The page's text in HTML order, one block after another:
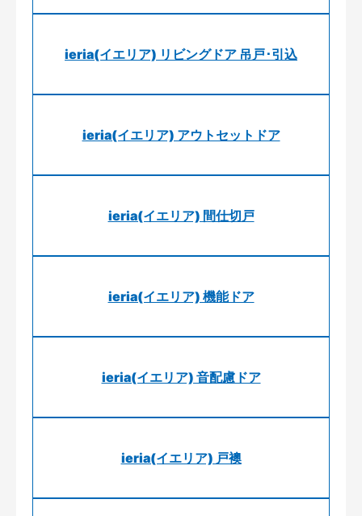
ieria(イエリア) リビングドア 吊戸･引込
ieria(イエリア) アウトセットドア
ieria(イエリア) 間仕切戸
ieria(イエリア) 機能ドア
ieria(イエリア) 音配慮ドア
ieria(イエリア) 戸襖